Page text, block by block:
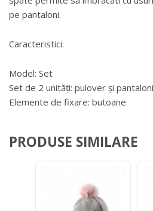
pe pantaloni.
Caracteristici:
Model: Set
Set de 2 unități: pulover și pantaloni
Elemente de fixare: butoane
PRODUSE SIMILARE